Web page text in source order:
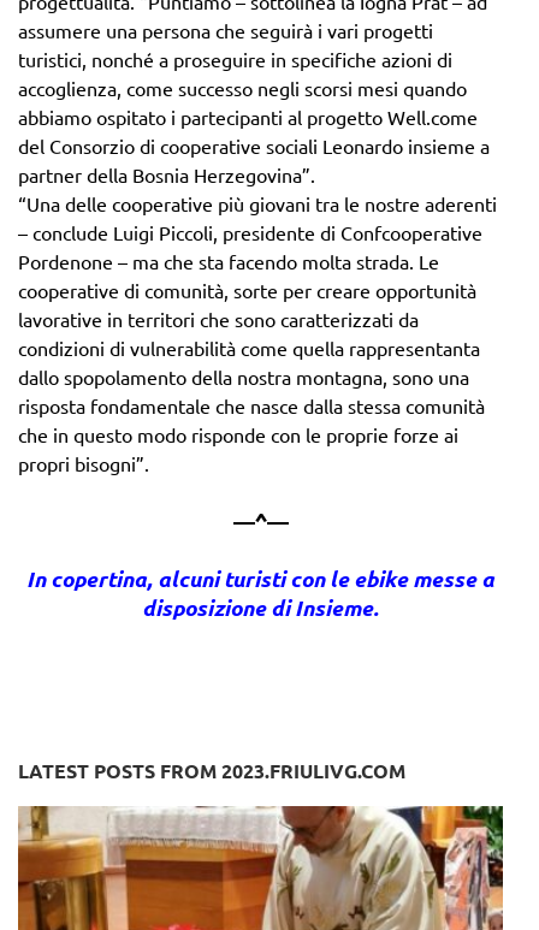
assumere una persona che seguirà i vari progetti
turistici, nonché a proseguire in specifiche azioni di
accoglienza, come successo negli scorsi mesi quando
abbiamo ospitato i partecipanti al progetto Well.come
del Consorzio di cooperative sociali Leonardo insieme a
partner della Bosnia Herzegovina”.
“Una delle cooperative più giovani tra le nostre aderenti
– conclude Luigi Piccoli, presidente di Confcooperative
Pordenone – ma che sta facendo molta strada. Le
cooperative di comunità, sorte per creare opportunità
lavorative in territori che sono caratterizzati da
condizioni di vulnerabilità come quella rappresentanta
dallo spopolamento della nostra montagna, sono una
risposta fondamentale che nasce dalla stessa comunità
che in questo modo risponde con le proprie forze ai
propri bisogni”.
—^—
In copertina, alcuni turisti con le ebike messe a
disposizione di Insieme.
LATEST POSTS FROM 2023.FRIULIVG.COM